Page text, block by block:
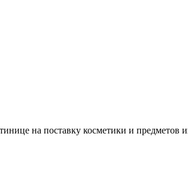
на поставку косметики и предметов